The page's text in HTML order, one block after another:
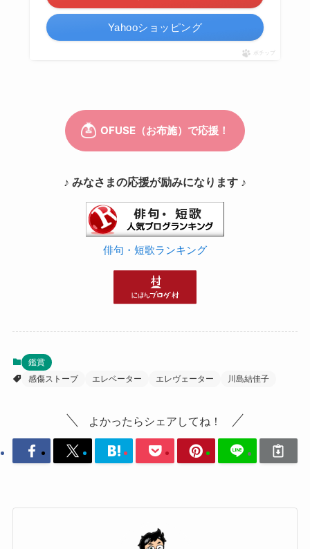
Yahooショッピング
ポチップ
♪ みなさまの応援が励みになります ♪
俳句・短歌ランキング
鑑賞
感傷ストーブ
エレベーター エレヴェーター 川島結佳子
よかったらシェアしてね！